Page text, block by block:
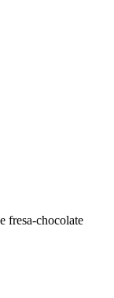
fresa-chocolate